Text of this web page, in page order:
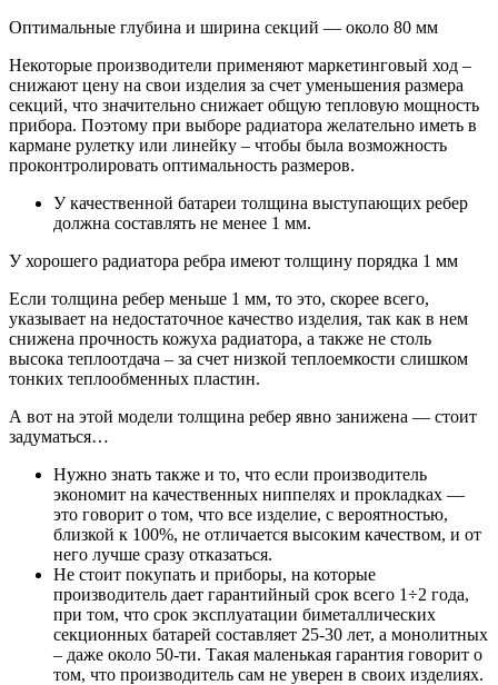
Оптимальные глубина и ширина секций — около 80 мм
Некоторые производители применяют маркетинговый ход –
снижают цену на свои изделия за счет уменьшения размера
секций, что значительно снижает общую тепловую мощность
прибора. Поэтому при выборе радиатора желательно иметь в
кармане рулетку или линейку – чтобы была возможность
проконтролировать оптимальность размеров.
У качественной батареи толщина выступающих ребер
должна составлять не менее 1 мм.
У хорошего радиатора ребра имеют толщину порядка 1 мм
Если толщина ребер меньше 1 мм, то это, скорее всего,
указывает на недостаточное качество изделия, так как в нем
снижена прочность кожуха радиатора, а также не столь
высока теплоотдача – за счет низкой теплоемкости слишком
тонких теплообменных пластин.
А вот на этой модели толщина ребер явно занижена — стоит
задуматься…
Нужно знать также и то, что если производитель
экономит на качественных ниппелях и прокладках —
это говорит о том, что все изделие, с вероятностью,
близкой к 100%, не отличается высоким качеством, и от
него лучше сразу отказаться.
Не стоит покупать и приборы, на которые
производитель дает гарантийный срок всего 1÷2 года,
при том, что срок эксплуатации биметаллических
секционных батарей составляет 25-30 лет, а монолитных
– даже около 50-ти. Такая маленькая гарантия говорит о
том, что производитель сам не уверен в своих изделиях.